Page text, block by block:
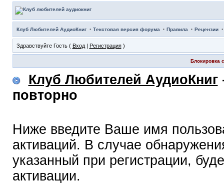
Клуб Любителей АудиоКниг· Текстовая версия форума · Правила · Рецензии
Здравствуйте Гость ( Вход| Регистрация)
Блокировка
Клуб Любителей АудиоКниг
повторно
Ниже введите Ваше имя
активаций. В случае
указанный при регистрации,
активации.